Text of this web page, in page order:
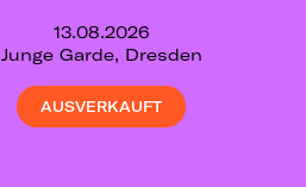
13.08.2026
Junge Garde, Dresden
AUSVERKAUFT